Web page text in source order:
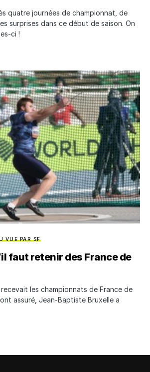
quatre journées de championnat, de
surprises dans ce début de saison. On
ci !
VUE PAR SF
faut retenir des France de
les championnats de France de
assuré, Jean-Baptiste Bruxelle a